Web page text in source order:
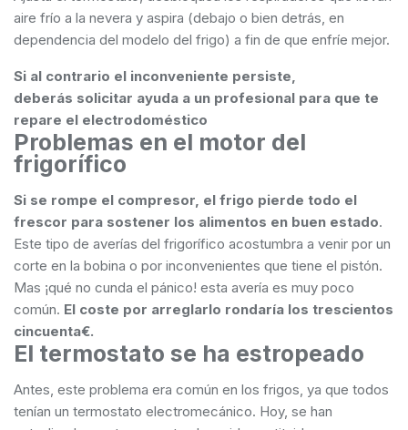
aire frío a la nevera y aspira (debajo o bien detrás, en
dependencia del modelo del frigo) a fin de que enfríe mejor.
Si al contrario el inconveniente persiste,
deberás solicitar ayuda a un profesional para que te
repare el electrodoméstico
Problemas en el motor del
frigorífico
Si se rompe el compresor, el frigo pierde todo el
frescor para sostener los alimentos en buen estado.
Este tipo de averías del frigorífico acostumbra a venir por un
corte en la bobina o por inconvenientes que tiene el pistón.
Mas ¡qué no cunda el pánico! esta avería es muy poco
común. El coste por arreglarlo rondaría los trescientos
cincuenta€.
El termostato se ha estropeado
Antes, este problema era común en los frigos, ya que todos
tenían un termostato electromecánico. Hoy, se han